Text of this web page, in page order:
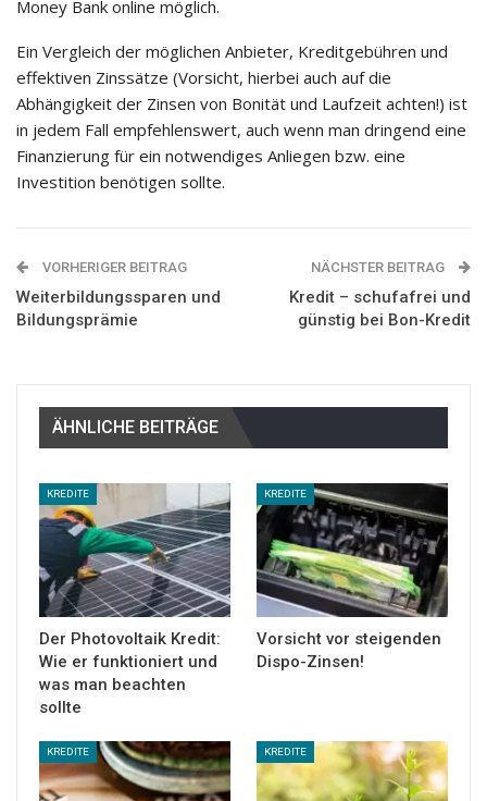
Money Bank online möglich.
Ein Vergleich der möglichen Anbieter, Kreditgebühren und
effektiven Zinssätze (Vorsicht, hierbei auch auf die
Abhängigkeit der Zinsen von Bonität und Laufzeit achten!) ist
in jedem Fall empfehlenswert, auch wenn man dringend eine
Finanzierung für ein notwendiges Anliegen bzw. eine
Investition benötigen sollte.
VORHERIGER BEITRAG
Weiterbildungssparen und
Bildungsprämie
NÄCHSTER BEITRAG
Kredit – schufafrei und
günstig bei Bon-Kredit
ÄHNLICHE BEITRÄGE
KREDITE
Der Photovoltaik Kredit:
Wie er funktioniert und
was man beachten
sollte
KREDITE
Vorsicht vor steigenden
Dispo-Zinsen!
KREDITE KREDITE